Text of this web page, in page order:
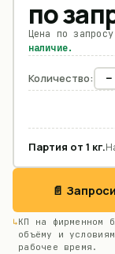
по
Цена по
наличие.
Количество: −
Партия от 1 кг.
📄
КП на фирменном
объёму и
рабочее время.